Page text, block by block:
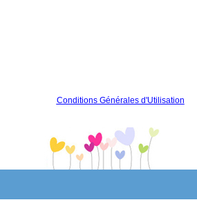
Conditions Générales d'Utilisation